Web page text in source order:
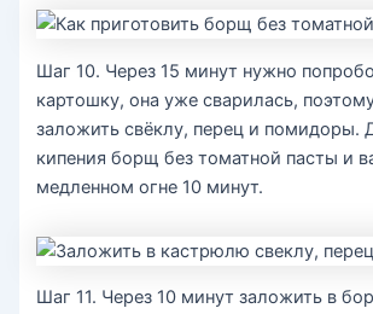
Шаг 10. Через 15 минут нужно
картошку, она уже сварилась,
заложить свёклу, перец и помидоры.
кипения борщ без томатной пасты и
медленном огне 10 минут.
Шаг 11. Через 10 минут заложить в